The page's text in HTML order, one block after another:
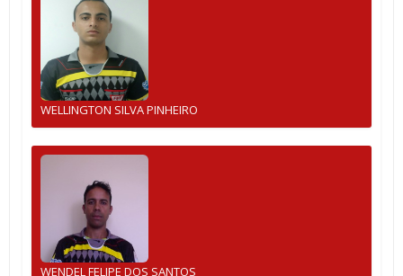
WELLINGTON SILVA PINHEIRO
WENDEL FELIPE DOS SANTOS